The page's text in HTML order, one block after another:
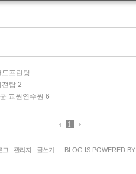
드프린팅
전탑 2
교원연수원 6
1
그 : 관리자: 글쓰기 BLOG IS POWERED BY